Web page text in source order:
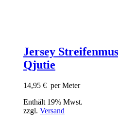
Jersey
Qjutie
14,95 € per Meter
Enthält 19% Mwst.
zzgl. Versand